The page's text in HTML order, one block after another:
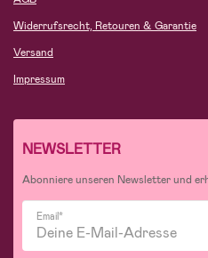
Widerrufsrecht, Retouren & Garantie
Versand
Impressum
NEWSLETTER
Abonniere unseren Newsletter und
Email*